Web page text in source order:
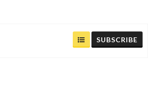
SUBSCRIBE